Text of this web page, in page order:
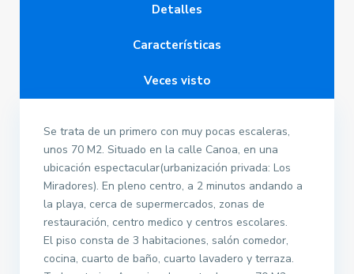
Detalles
Características
Veces visto
Se trata de un primero con muy pocas escaleras,
unos 70 M2. Situado en la calle Canoa, en una
ubicación espectacular(urbanización privada: Los
Miradores). En pleno centro, a 2 minutos andando a
la playa, cerca de supermercados, zonas de
restauración, centro medico y centros escolares.
El piso consta de 3 habitaciones, salón comedor,
cocina, cuarto de baño, cuarto lavadero y terraza.